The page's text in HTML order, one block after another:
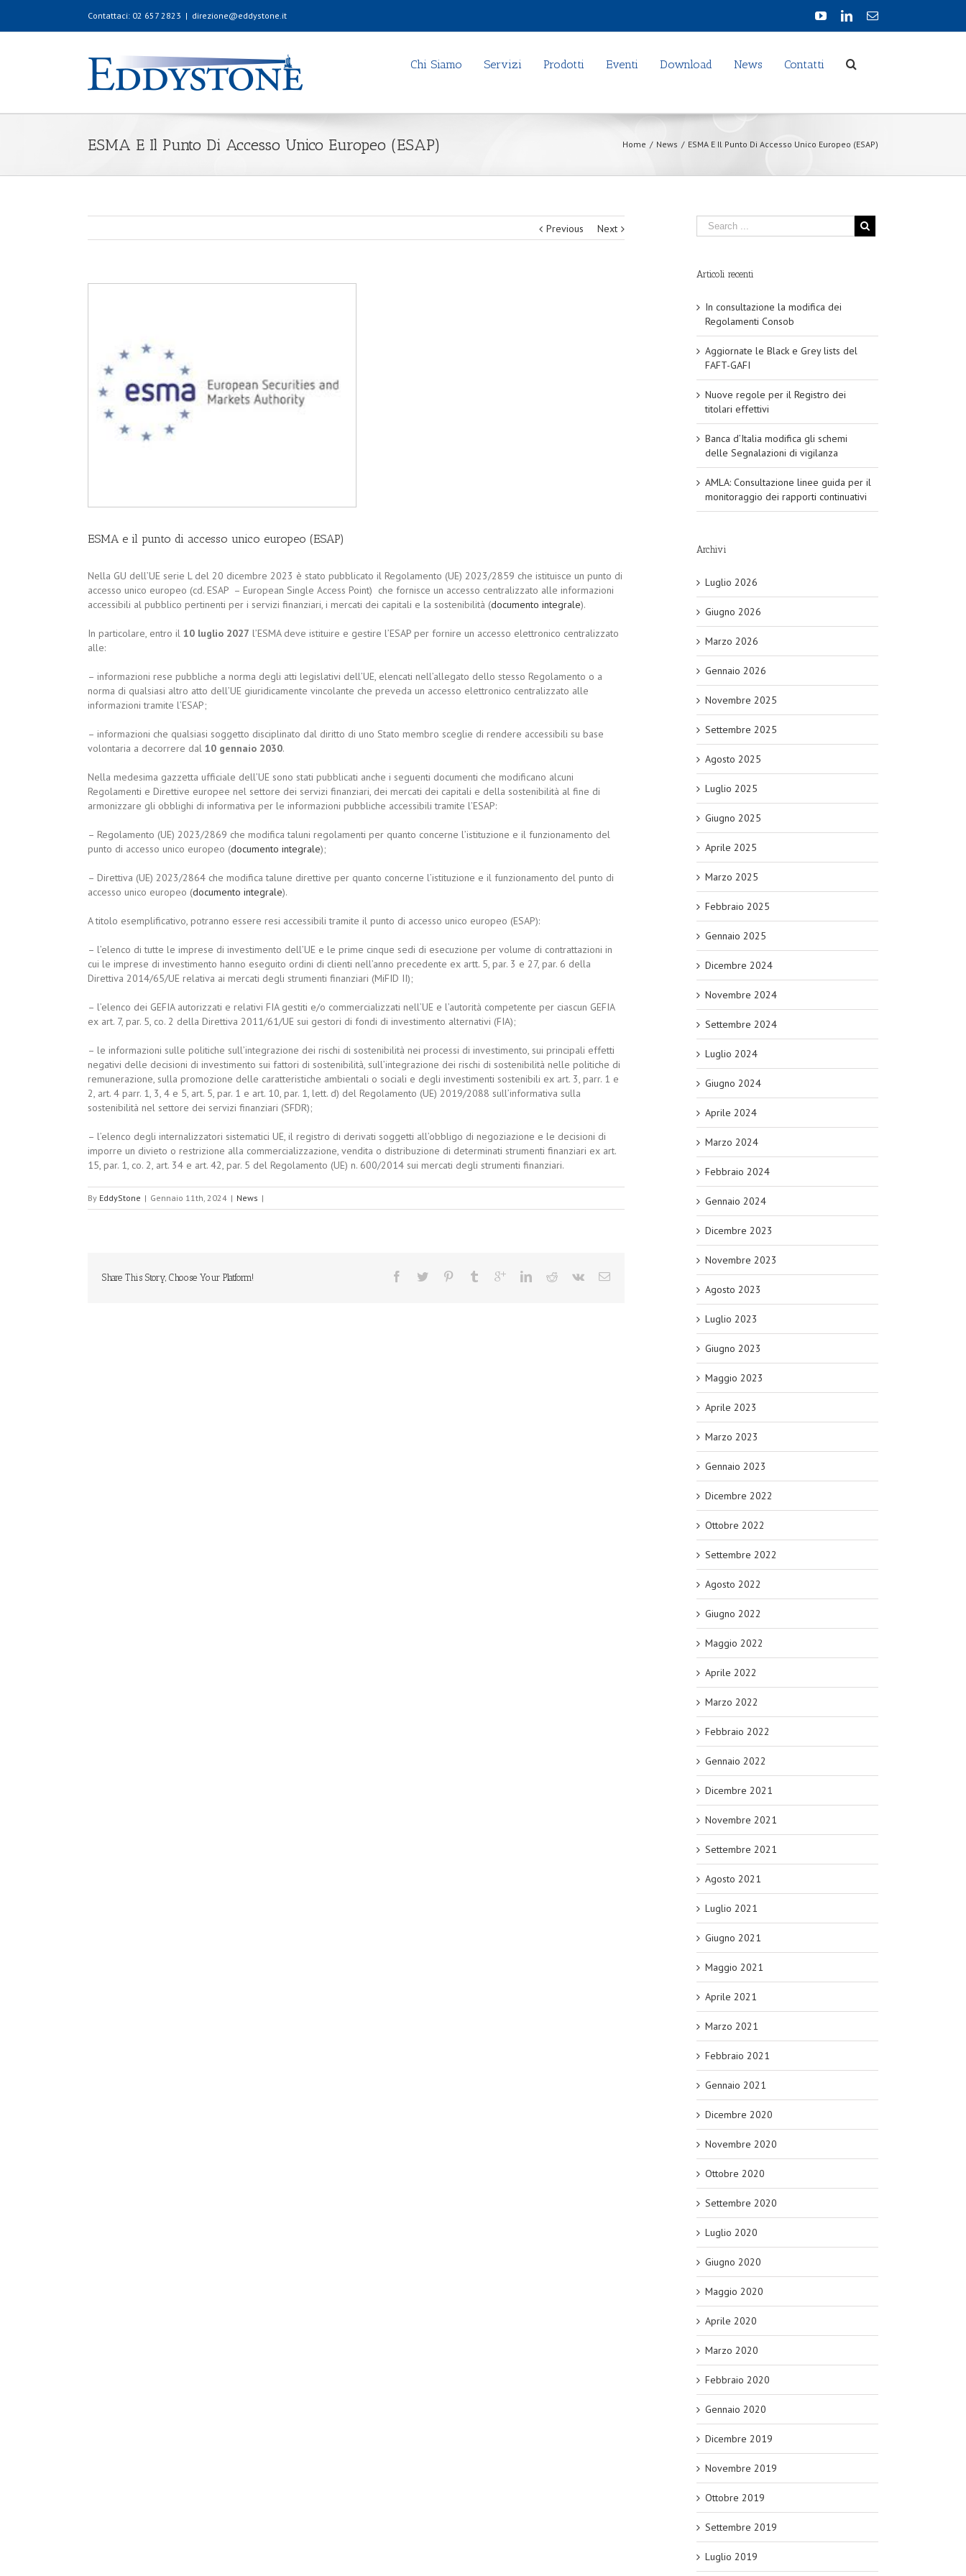
Contattaci: 02 657 2823 | direzione@eddystone.it
Chi Siamo Servizi Prodotti Eventi Download News Contatti
ESMA E Il Punto Di Accesso Unico Europeo (ESAP) Home / News / ESMA E Il Punto Di Accesso Unico Europeo (ESAP)
Previous Next
ESMA e il punto di accesso unico europeo (ESAP)
Nella GU dell’UE serie L del 20 dicembre 2023 è stato pubblicato il Regolamento (UE) 2023/2859 che istituisce un punto di
accesso unico europeo (cd. ESAP – European Single Access Point) che fornisce un accesso centralizzato alle informazioni
accessibili al pubblico pertinenti per i servizi finanziari, i mercati dei capitali e la sostenibilità (documento integrale).
In particolare, entro il 10 luglio 2027 l’ESMA deve istituire e gestire l’ESAP per fornire un accesso elettronico centralizzato
alle:
– informazioni rese pubbliche a norma degli atti legislativi dell’UE, elencati nell’allegato dello stesso Regolamento o a
norma di qualsiasi altro atto dell’UE giuridicamente vincolante che preveda un accesso elettronico centralizzato alle
informazioni tramite l’ESAP;
– informazioni che qualsiasi soggetto disciplinato dal diritto di uno Stato membro sceglie di rendere accessibili su base
volontaria a decorrere dal 10 gennaio 2030.
Nella medesima gazzetta ufficiale dell’UE sono stati pubblicati anche i seguenti documenti che modificano alcuni
Regolamenti e Direttive europee nel settore dei servizi finanziari, dei mercati dei capitali e della sostenibilità al fine di
armonizzare gli obblighi di informativa per le informazioni pubbliche accessibili tramite l’ESAP:
– Regolamento (UE) 2023/2869 che modifica taluni regolamenti per quanto concerne l’istituzione e il funzionamento del
punto di accesso unico europeo (documento integrale);
– Direttiva (UE) 2023/2864 che modifica talune direttive per quanto concerne l’istituzione e il funzionamento del punto di
accesso unico europeo (documento integrale).
A titolo esemplificativo, potranno essere resi accessibili tramite il punto di accesso unico europeo (ESAP):
– l’elenco di tutte le imprese di investimento dell’UE e le prime cinque sedi di esecuzione per volume di contrattazioni in
cui le imprese di investimento hanno eseguito ordini di clienti nell’anno precedente ex artt. 5, par. 3 e 27, par. 6 della
Direttiva 2014/65/UE relativa ai mercati degli strumenti finanziari (MiFID II);
– l’elenco dei GEFIA autorizzati e relativi FIA gestiti e/o commercializzati nell’UE e l’autorità competente per ciascun GEFIA
ex art. 7, par. 5, co. 2 della Direttiva 2011/61/UE sui gestori di fondi di investimento alternativi (FIA);
– le informazioni sulle politiche sull’integrazione dei rischi di sostenibilità nei processi di investimento, sui principali effetti
negativi delle decisioni di investimento sui fattori di sostenibilità, sull’integrazione dei rischi di sostenibilità nelle politiche di
remunerazione, sulla promozione delle caratteristiche ambientali o sociali e degli investimenti sostenibili ex art. 3, parr. 1 e
2, art. 4 parr. 1, 3, 4 e 5, art. 5, par. 1 e art. 10, par. 1, lett. d) del Regolamento (UE) 2019/2088 sull’informativa sulla
sostenibilità nel settore dei servizi finanziari (SFDR);
– l’elenco degli internalizzatori sistematici UE, il registro di derivati soggetti all’obbligo di negoziazione e le decisioni di
imporre un divieto o restrizione alla commercializzazione, vendita o distribuzione di determinati strumenti finanziari ex art.
15, par. 1, co. 2, art. 34 e art. 42, par. 5 del Regolamento (UE) n. 600/2014 sui mercati degli strumenti finanziari.
By EddyStone | Gennaio 11th, 2024 | News |
Share This Story, Choose Your Platform!
Articoli recenti
In consultazione la modifica dei
Regolamenti Consob
Aggiornate le Black e Grey lists del
FAFT-GAFI
Nuove regole per il Registro dei
titolari effettivi
Banca d’Italia modifica gli schemi
delle Segnalazioni di vigilanza
AMLA: Consultazione linee guida per il
monitoraggio dei rapporti continuativi
Archivi
Luglio 2026
Giugno 2026
Marzo 2026
Gennaio 2026
Novembre 2025
Settembre 2025
Agosto 2025
Luglio 2025
Giugno 2025
Aprile 2025
Marzo 2025
Febbraio 2025
Gennaio 2025
Dicembre 2024
Novembre 2024
Settembre 2024
Luglio 2024
Giugno 2024
Aprile 2024
Marzo 2024
Febbraio 2024
Gennaio 2024
Dicembre 2023
Novembre 2023
Agosto 2023
Luglio 2023
Giugno 2023
Maggio 2023
Aprile 2023
Marzo 2023
Gennaio 2023
Dicembre 2022
Ottobre 2022
Settembre 2022
Agosto 2022
Giugno 2022
Maggio 2022
Aprile 2022
Marzo 2022
Febbraio 2022
Gennaio 2022
Dicembre 2021
Novembre 2021
Settembre 2021
Agosto 2021
Luglio 2021
Giugno 2021
Maggio 2021
Aprile 2021
Marzo 2021
Febbraio 2021
Gennaio 2021
Dicembre 2020
Novembre 2020
Ottobre 2020
Settembre 2020
Luglio 2020
Giugno 2020
Maggio 2020
Aprile 2020
Marzo 2020
Febbraio 2020
Gennaio 2020
Dicembre 2019
Novembre 2019
Ottobre 2019
Settembre 2019
Luglio 2019